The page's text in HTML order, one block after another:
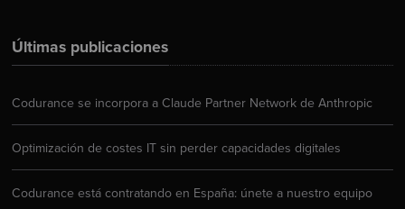
Últimas publicaciones
Codurance se incorpora a Claude Partner Network de Anthropic
Optimización de costes IT sin perder capacidades digitales
Codurance está contratando en España: únete a nuestro equipo